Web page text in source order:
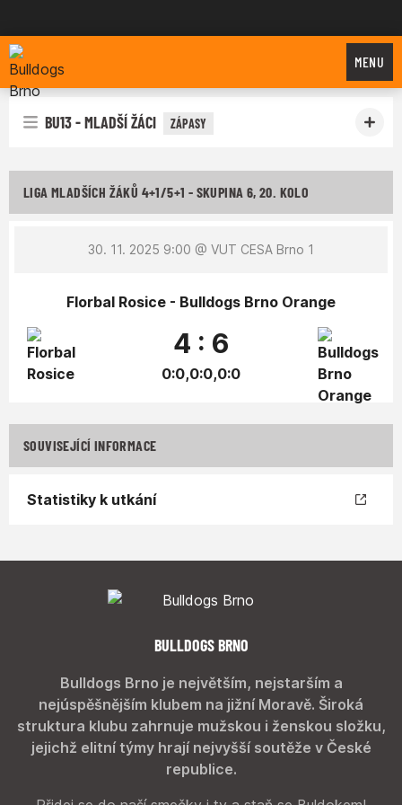
Bulldogs Brno
MENU
BU13 - MLADŠÍ ŽÁCI ZÁPASY
LIGA MLADŠÍCH ŽÁKŮ 4+1/5+1 - SKUPINA 6, 20. KOLO
30. 11. 2025 9:00 @ VUT CESA Brno 1
Florbal Rosice - Bulldogs Brno Orange
4 : 6
0:0,0:0,0:0
SOUVISEJÍCÍ INFORMACE
Statistiky k utkání
BULLDOGS BRNO
Bulldogs Brno je největším, nejstarším a
nejúspěšnějším klubem na jižní Moravě. Široká
struktura klubu zahrnuje mužskou i ženskou složku,
jejichž elitní týmy hrají nejvyšší soutěže v České
republice.